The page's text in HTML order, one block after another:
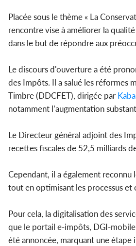
Placée sous le thème « La
rencontre vise à améliorer la
dans le but de répondre aux
Le discours d'ouverture a été
des Impôts. Il a salué les réformes
Timbre (DDCFET), dirigée par
notamment l’augmentation
Le Directeur général adjoint des
recettes fiscales de 52,5 milliards
Cependant, il a également
tout en optimisant les processus et
Pour cela, la digitalisation des
que le portail e-impôts, DGI-
été annoncée, marquant une